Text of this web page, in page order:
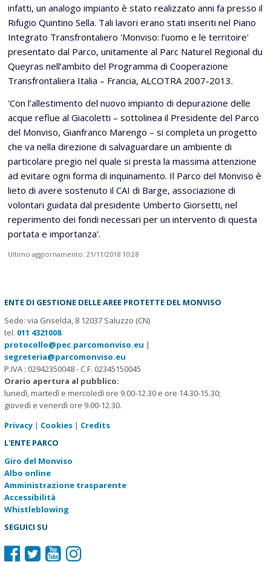
infatti, un analogo impianto è stato realizzato anni fa presso il
Rifugio Quintino Sella. Tali lavori erano stati inseriti nel Piano
Integrato Transfrontaliero 'Monviso: l’uomo e le territoire'
presentato dal Parco, unitamente al Parc Naturel Regional du
Queyras nell’ambito del Programma di Cooperazione
Transfrontaliera Italia – Francia, ALCOTRA 2007-2013.
'Con l’allestimento del nuovo impianto di depurazione delle
acque reflue al Giacoletti – sottolinea il Presidente del Parco
del Monviso, Gianfranco Marengo – si completa un progetto
che va nella direzione di salvaguardare un ambiente di
particolare pregio nel quale si presta la massima attenzione
ad evitare ogni forma di inquinamento. Il Parco del Monviso è
lieto di avere sostenuto il CAI di Barge, associazione di
volontari guidata dal presidente Umberto Giorsetti, nel
reperimento dei fondi necessari per un intervento di questa
portata e importanza'.
Ultimo aggiornamento: 21/11/2018 10:28
ENTE DI GESTIONE DELLE AREE PROTETTE DEL MONVISO
Sede: via Griselda, 8 12037 Saluzzo (CN)
tel. 011 4321008
protocollo@pec.parcomonviso.eu |
segreteria@parcomonviso.eu
P.IVA : 02942350048 - C.F. 02345150045
Orario apertura al pubblico:
lunedì, martedì e mercoledì ore 9.00-12.30 e ore 14.30-15.30;
giovedì e venerdì ore 9.00-12.30.
Privacy| Cookies| Credits
L'ENTE PARCO
Giro del Monviso
Albo online
Amministrazione trasparente
Accessibilità
Whistleblowing
SEGUICI SU